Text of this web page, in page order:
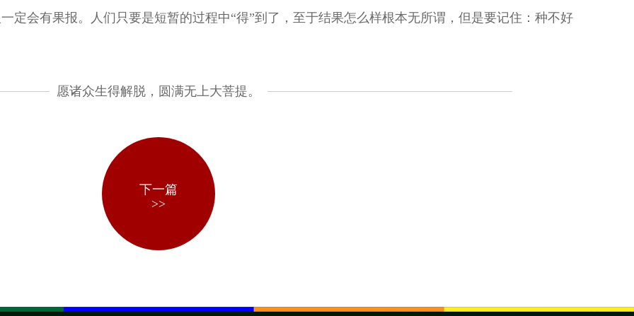
定会有果报。人们只要是短暂的过程中“得”到了，至于结果怎么样根本无所谓，但是要记住：种不好
愿诸众生得解脱，圆满无上大菩提。
下一篇
>>